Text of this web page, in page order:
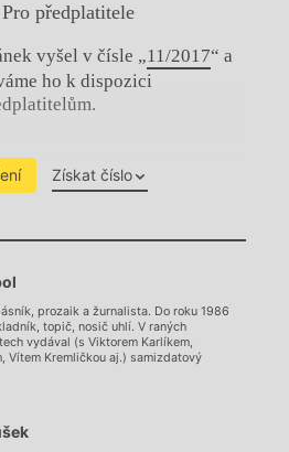
Pro předplatitele
vyšel v čísle „11/2017“ a
ho k dispozici
Získat číslo
Načítá se.
prozaik a žurnalista. Do roku 1986
topič, nosič uhlí. V raných
vydával (s Viktorem Karlíkem,
Vítem Kremličkou aj.) samizdatový